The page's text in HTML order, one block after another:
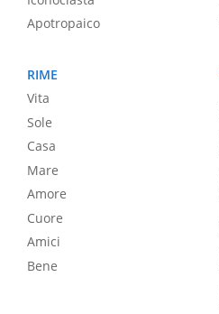
Apotropaico
RIME
Vita
Sole
Casa
Mare
Amore
Cuore
Amici
Bene